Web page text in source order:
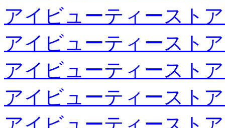
アイビューティースト
アイビューティースト
アイビューティースト
アイビューティースト